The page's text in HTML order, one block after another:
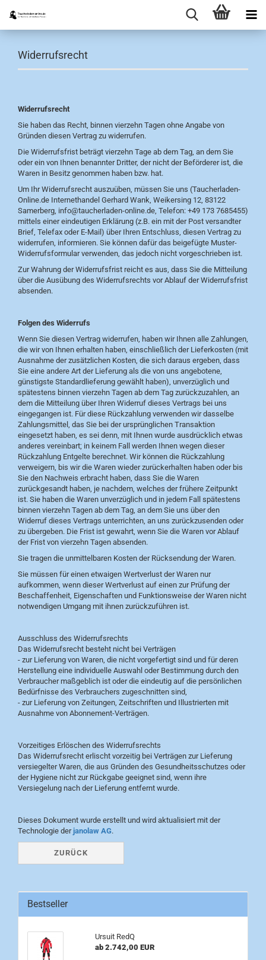
Widerrufsrecht
Widerrufsrecht
Sie haben das Recht, binnen vierzehn Tagen ohne Angabe von
Gründen diesen Vertrag zu widerrufen.
Die Widerrufsfrist beträgt vierzehn Tage ab dem Tag, an dem Sie
oder ein von Ihnen benannter Dritter, der nicht der Beförderer ist, die
Waren in Besitz genommen haben bzw. hat.
Um Ihr Widerrufsrecht auszuüben, müssen Sie uns (Taucherladen-
Online.de Internethandel Gerhard Wank, Weikersing 12, 83122
Samerberg, info@taucherladen-online.de, Telefon: +49 173 7685455)
mittels einer eindeutigen Erklärung (z.B. ein mit der Post versandter
Brief, Telefax oder E-Mail) über Ihren Entschluss, diesen Vertrag zu
widerrufen, informieren. Sie können dafür das beigefügte Muster-
Widerrufsformular verwenden, das jedoch nicht vorgeschrieben ist.
Zur Wahrung der Widerrufsfrist reicht es aus, dass Sie die Mitteilung
über die Ausübung des Widerrufsrechts vor Ablauf der Widerrufsfrist
absenden.
Folgen des Widerrufs
Wenn Sie diesen Vertrag widerrufen, haben wir Ihnen alle Zahlungen,
die wir von Ihnen erhalten haben, einschließlich der Lieferkosten (mit
Ausnahme der zusätzlichen Kosten, die sich daraus ergeben, dass
Sie eine andere Art der Lieferung als die von uns angebotene,
günstigste Standardlieferung gewählt haben), unverzüglich und
spätestens binnen vierzehn Tagen ab dem Tag zurückzuzahlen, an
dem die Mitteilung über Ihren Widerruf dieses Vertrags bei uns
eingegangen ist. Für diese Rückzahlung verwenden wir dasselbe
Zahlungsmittel, das Sie bei der ursprünglichen Transaktion
eingesetzt haben, es sei denn, mit Ihnen wurde ausdrücklich etwas
anderes vereinbart; in keinem Fall werden Ihnen wegen dieser
Rückzahlung Entgelte berechnet. Wir können die Rückzahlung
verweigern, bis wir die Waren wieder zurückerhalten haben oder bis
Sie den Nachweis erbracht haben, dass Sie die Waren
zurückgesandt haben, je nachdem, welches der frühere Zeitpunkt
ist. Sie haben die Waren unverzüglich und in jedem Fall spätestens
binnen vierzehn Tagen ab dem Tag, an dem Sie uns über den
Widerruf dieses Vertrags unterrichten, an uns zurückzusenden oder
zu übergeben. Die Frist ist gewahrt, wenn Sie die Waren vor Ablauf
der Frist von vierzehn Tagen absenden.
Sie tragen die unmittelbaren Kosten der Rücksendung der Waren.
Sie müssen für einen etwaigen Wertverlust der Waren nur
aufkommen, wenn dieser Wertverlust auf einen zur Prüfung der
Beschaffenheit, Eigenschaften und Funktionsweise der Waren nicht
notwendigen Umgang mit ihnen zurückzuführen ist.
Ausschluss des Widerrufsrechts
Das Widerrufsrecht besteht nicht bei Verträgen
- zur Lieferung von Waren, die nicht vorgefertigt sind und für deren
Herstellung eine individuelle Auswahl oder Bestimmung durch den
Verbraucher maßgeblich ist oder die eindeutig auf die persönlichen
Bedürfnisse des Verbrauchers zugeschnitten sind,
- zur Lieferung von Zeitungen, Zeitschriften und Illustrierten mit
Ausnahme von Abonnement-Verträgen.
Vorzeitiges Erlöschen des Widerrufsrechts
Das Widerrufsrecht erlischt vorzeitig bei Verträgen zur Lieferung
versiegelter Waren, die aus Gründen des Gesundheitsschutzes oder
der Hygiene nicht zur Rückgabe geeignet sind, wenn ihre
Versiegelung nach der Lieferung entfernt wurde.
Dieses Dokument wurde erstellt und wird aktualisiert mit der
Technologie derjanolaw AG.
ZURÜCK
Bestseller
Ursuit RedQ
ab 2.742,00 EUR